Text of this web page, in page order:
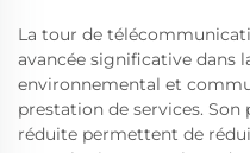
La tour de
avancée significative dans
environnemental et
prestation de services.
réduite permettent de